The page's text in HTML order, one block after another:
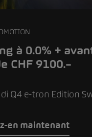
à 0.0% +
CHF 9100.–
Q4 e-tron Edition
en maintenant